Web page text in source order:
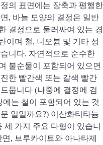
의 표면에는 장축과 평행한
, 바늘 모양의 결정은 일반
결정으로 둘러싸여 있는 경
이며 철, 니오븀 및 기타 성
니다. 자연적으로 순수한
불순물이 포함되어 있으면
한 빨간색 또는 갈색 빨간
뭅니다 (나중에 결정에 검
는 철이 포함되어 있는 것
일일까요?) 이산화티타늄
가지 주요 다형이 있습니
, 브루카이트와 아나타제